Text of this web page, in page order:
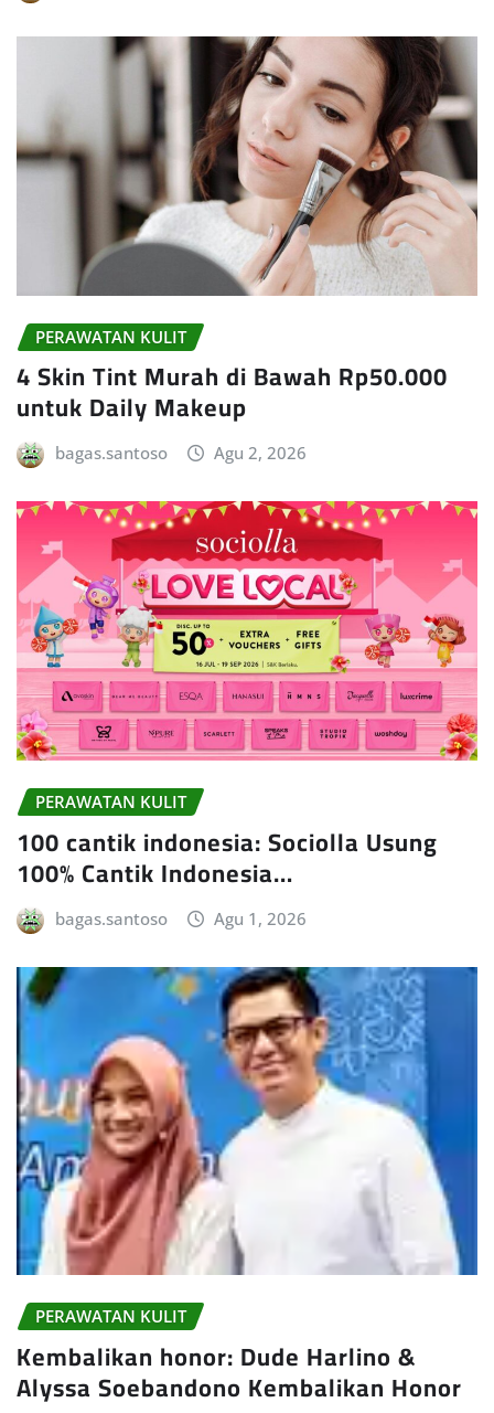
PERAWATAN KULIT
4 Skin Tint Murah di Bawah Rp50.000
untuk Daily Makeup
bagas.santoso Agu 2, 2026
PERAWATAN KULIT
100 cantik indonesia: Sociolla Usung
100% Cantik Indonesia…
bagas.santoso Agu 1, 2026
PERAWATAN KULIT
Kembalikan honor: Dude Harlino &
Alyssa Soebandono Kembalikan Honor